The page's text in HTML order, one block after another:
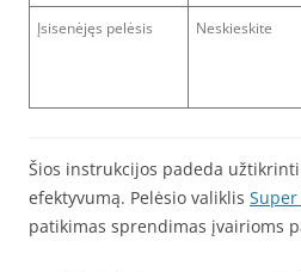
Įsisenėjęs pelėsis Neskieskite
Šios instrukcijos padeda
efektyvumą. Pelėsio valiklis Super
patikimas sprendimas įvairioms